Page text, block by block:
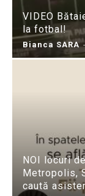
VIDEO
la fotbal!
Bianca SARA
NOI locuri
Metropolis,
caută